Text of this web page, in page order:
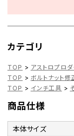
カテゴリ
TOP > アストロプロダ
TOP > ボルトナット
TOP > インチ工具 >
商品仕様
本体サイズ